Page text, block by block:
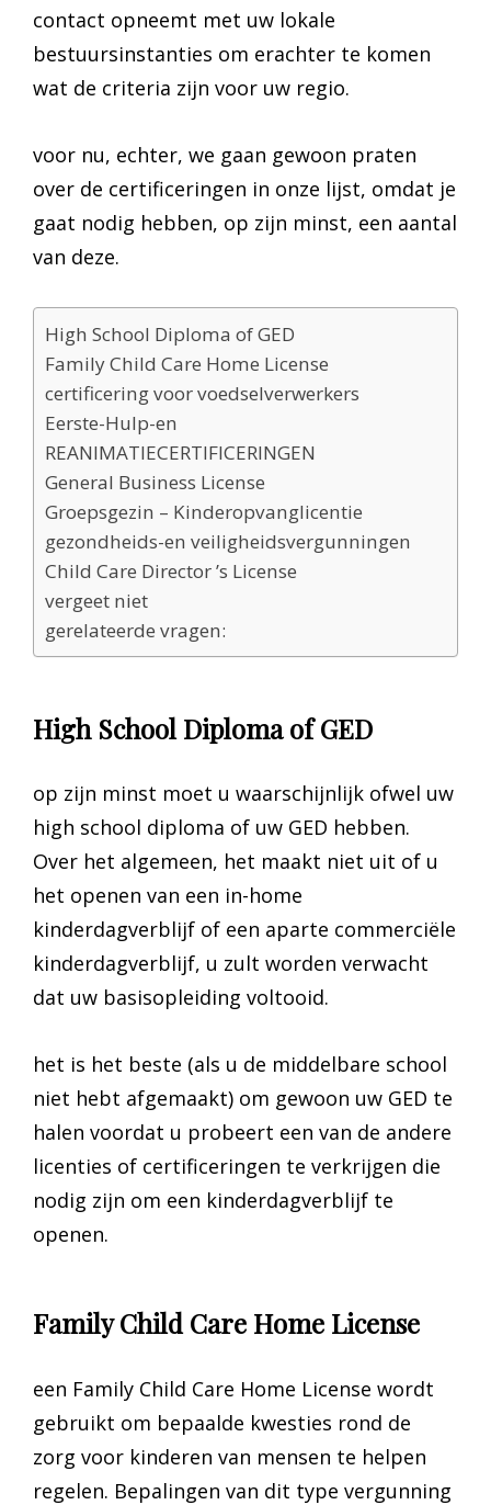
contact opneemt met uw lokale
bestuursinstanties om erachter te komen
wat de criteria zijn voor uw regio.
voor nu, echter, we gaan gewoon praten
over de certificeringen in onze lijst, omdat je
gaat nodig hebben, op zijn minst, een aantal
van deze.
High School Diploma of GED
Family Child Care Home License
certificering voor voedselverwerkers
Eerste-Hulp-en
REANIMATIECERTIFICERINGEN
General Business License
Groepsgezin – Kinderopvanglicentie
gezondheids-en veiligheidsvergunningen
Child Care Director ’s License
vergeet niet
gerelateerde vragen:
High School Diploma of GED
op zijn minst moet u waarschijnlijk ofwel uw
high school diploma of uw GED hebben.
Over het algemeen, het maakt niet uit of u
het openen van een in-home
kinderdagverblijf of een aparte commerciële
kinderdagverblijf, u zult worden verwacht
dat uw basisopleiding voltooid.
het is het beste (als u de middelbare school
niet hebt afgemaakt) om gewoon uw GED te
halen voordat u probeert een van de andere
licenties of certificeringen te verkrijgen die
nodig zijn om een kinderdagverblijf te
openen.
Family Child Care Home License
een Family Child Care Home License wordt
gebruikt om bepaalde kwesties rond de
zorg voor kinderen van mensen te helpen
regelen. Bepalingen van dit type vergunning